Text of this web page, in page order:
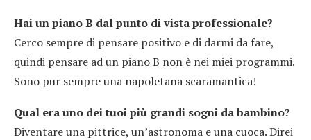
Hai un piano B dal punto di vista professionale?
Cerco sempre di pensare positivo e di darmi da fare,
quindi pensare ad un piano B non è nei miei programmi.
Sono pur sempre una napoletana scaramantica!
Qual era uno dei tuoi più grandi sogni da bambino?
Diventare una pittrice, un’astronoma e una cuoca. Direi